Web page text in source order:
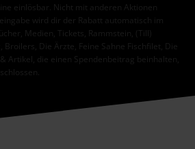
einlösbar. Nicht mit anderen Aktionen
wird dir der Rabatt automatisch im
Medien, Tickets, Rammstein, (Till)
Broilers, Die Ärzte, Feine Sahne Fischfilet, Die
Artikel, die einen Spendenbeitrag beinhalten,